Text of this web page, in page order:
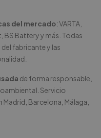
del mercado: VARTA,
BS Battery y más. Todas
fabricante y las
de forma responsable,
Servicio
Madrid, Barcelona, Málaga,